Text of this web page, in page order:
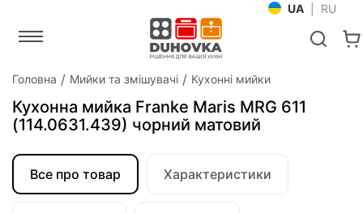
UA RU
Головна Мийки та змішувачі Кухонні мийки
Кухонна мийка Franke Maris MRG 611
(114.0631.439) чорний матовий
Все про товар Характеристики